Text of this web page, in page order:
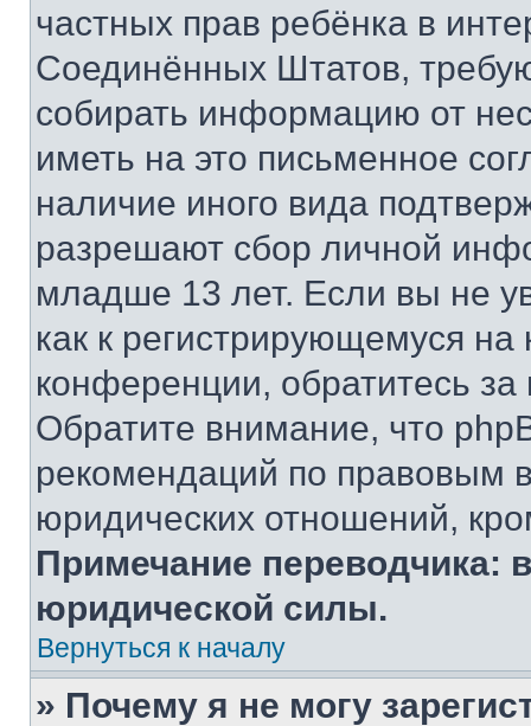
частных прав ребёнка в
Соединённых Штатов,
собирать информацию от
иметь на это письменное
наличие иного вида
разрешают сбор личной
младше 13 лет. Если вы не
как к регистрирующемуся
конференции, обратитесь
Обратите внимание, что
рекомендаций по правовым
юридических отношений,
Примечание переводчика:
юридической силы.
Вернуться к началу
» Почему я не могу